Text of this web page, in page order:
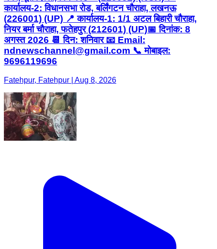
कार्यालय-2: विधानसभा रोड, बर्लिंगटन चौराहा, लखनऊ
(226001) (UP) 📍 कार्यालय-1: 1/1 अटल बिहारी चौराहा,
नियर बर्मा चौराहा, फतेहपुर (212601) (UP) ​📅 दिनांक: 8
अगस्त 2026 📆 दिन: शनिवार 📧 Email:
ndnewschannel@gmail.com 📞 मोबाइल:
9696119696
Fatehpur, Fatehpur | Aug 8, 2026